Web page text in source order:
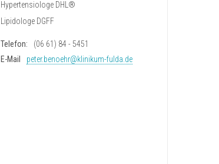
Hypertensiologe DHL®
Lipidologe DGFF
Telefon:
(06 61) 84 - 5451
E-Mail
peter.benoehr@klinikum-fulda.de